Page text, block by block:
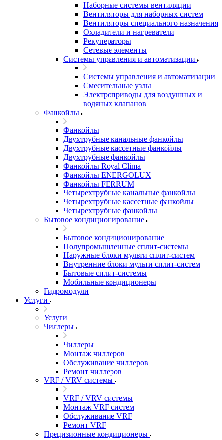
Наборные системы вентиляции
Вентиляторы для наборных систем
Вентиляторы специального назначения
Охладители и нагреватели
Рекуператоры
Сетевые элементы
Системы управления и автоматизации
Системы управления и автоматизации
Смесительные узлы
Электроприводы для воздушных и
водяных клапанов
Фанкойлы
Фанкойлы
Двухтрубные канальные фанкойлы
Двухтрубные кассетные фанкойлы
Двухтрубные фанкойлы
Фанкойлы Royal Clima
Фанкойлы ENERGOLUX
Фанкойлы FERRUM
Четырехтрубные канальные фанкойлы
Четырехтрубные кассетные фанкойлы
Четырехтрубные фанкойлы
Бытовое кондиционирование
Бытовое кондиционирование
Полупромышленные сплит-системы
Наружные блоки мульти сплит-систем
Внутренние блоки мульти сплит-систем
Бытовые сплит-системы
Мобильные кондиционеры
Гидромодули
Услуги
Услуги
Чиллеры
Чиллеры
Монтаж чиллеров
Обслуживание чиллеров
Ремонт чиллеров
VRF / VRV системы
VRF / VRV системы
Монтаж VRF систем
Обслуживание VRF
Ремонт VRF
Прецизионные кондиционеры